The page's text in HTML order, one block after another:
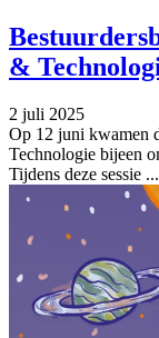
&
2 juli 2025
Op 12 juni kwamen
Technologie bijeen
Tijdens deze sessie ...